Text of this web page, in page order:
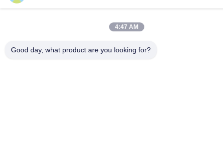
4:47 AM
Good day, what product are you looking for?